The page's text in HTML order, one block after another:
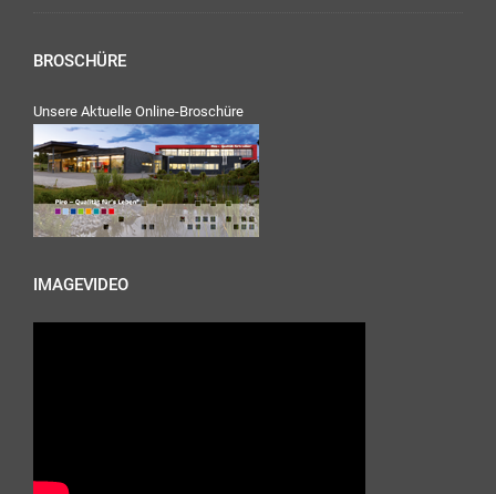
BROSCHÜRE
Unsere Aktuelle Online-Broschüre
IMAGEVIDEO